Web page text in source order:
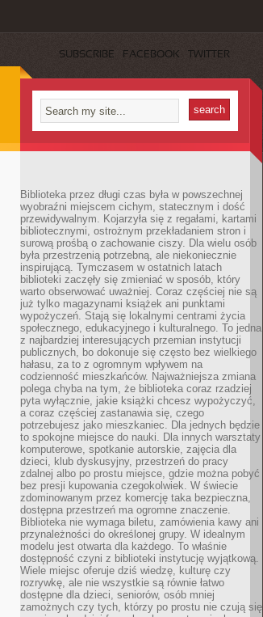
SUBSCRIBE FACEBOOK TWITTER
Biblioteka przez długi czas była w powszechnej
wyobraźni miejscem cichym, statecznym i dość
przewidywalnym. Kojarzyła się z regałami, kartami
bibliotecznymi, ostrożnym przekładaniem stron i
surową prośbą o zachowanie ciszy. Dla wielu osób
była przestrzenią potrzebną, ale niekoniecznie
inspirującą. Tymczasem w ostatnich latach
biblioteki zaczęły się zmieniać w sposób, który
warto obserwować uważniej. Coraz częściej nie są
już tylko magazynami książek ani punktami
wypożyczeń. Stają się lokalnymi centrami życia
społecznego, edukacyjnego i kulturalnego. To jedna
z najbardziej interesujących przemian instytucji
publicznych, bo dokonuje się często bez wielkiego
hałasu, za to z ogromnym wpływem na
codzienność mieszkańców. Najważniejsza zmiana
polega chyba na tym, że biblioteka coraz rzadziej
pyta wyłącznie, jakie książki chcesz wypożyczyć,
a coraz częściej zastanawia się, czego
potrzebujesz jako mieszkaniec. Dla jednych będzie
to spokojne miejsce do nauki. Dla innych warsztaty
komputerowe, spotkanie autorskie, zajęcia dla
dzieci, klub dyskusyjny, przestrzeń do pracy
zdalnej albo po prostu miejsce, gdzie można pobyć
bez presji kupowania czegokolwiek. W świecie
zdominowanym przez komercję taka bezpieczna,
dostępna przestrzeń ma ogromne znaczenie.
Biblioteka nie wymaga biletu, zamówienia kawy ani
przynależności do określonej grupy. W idealnym
modelu jest otwarta dla każdego. To właśnie
dostępność czyni z biblioteki instytucję wyjątkową.
Wiele miejsc oferuje dziś wiedzę, kulturę czy
rozrywkę, ale nie wszystkie są równie łatwo
dostępne dla dzieci, seniorów, osób mniej
zamożnych czy tych, którzy po prostu nie czują się